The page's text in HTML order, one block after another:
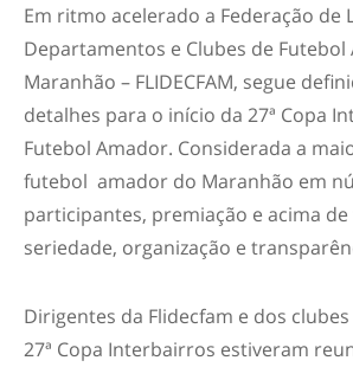
Em ritmo acelerado a Federação de
Departamentos e Clubes de
Maranhão – FLIDECFAM, segue
detalhes para o início da 27ª Copa
Futebol Amador. Considerada a
futebol amador do Maranhão em
participantes, premiação e acima
seriedade, organização e
Dirigentes da Flidecfam e dos
27ª Copa Interbairros estiveram